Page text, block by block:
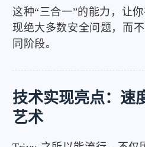
这种“三合一”的能力，让
现绝大多数安全问题，而
同阶段。
技术实现亮点：速
艺术